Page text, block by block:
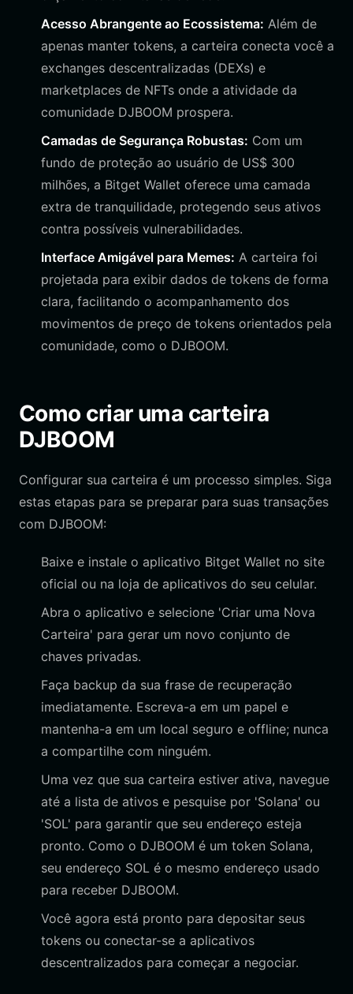
Acesso Abrangente ao Ecossistema: Além de
apenas manter tokens, a carteira conecta você a
exchanges descentralizadas (DEXs) e
marketplaces de NFTs onde a atividade da
comunidade DJBOOM prospera.
Camadas de Segurança Robustas: Com um
fundo de proteção ao usuário de US$ 300
milhões, a Bitget Wallet oferece uma camada
extra de tranquilidade, protegendo seus ativos
contra possíveis vulnerabilidades.
Interface Amigável para Memes: A carteira foi
projetada para exibir dados de tokens de forma
clara, facilitando o acompanhamento dos
movimentos de preço de tokens orientados pela
comunidade, como o DJBOOM.
Como criar uma carteira
DJBOOM
Configurar sua carteira é um processo simples. Siga
estas etapas para se preparar para suas transações
com DJBOOM:
Baixe e instale o aplicativo Bitget Wallet no site
oficial ou na loja de aplicativos do seu celular.
Abra o aplicativo e selecione 'Criar uma Nova
Carteira' para gerar um novo conjunto de
chaves privadas.
Faça backup da sua frase de recuperação
imediatamente. Escreva-a em um papel e
mantenha-a em um local seguro e offline; nunca
a compartilhe com ninguém.
Uma vez que sua carteira estiver ativa, navegue
até a lista de ativos e pesquise por 'Solana' ou
'SOL' para garantir que seu endereço esteja
pronto. Como o DJBOOM é um token Solana,
seu endereço SOL é o mesmo endereço usado
para receber DJBOOM.
Você agora está pronto para depositar seus
tokens ou conectar-se a aplicativos
descentralizados para começar a negociar.